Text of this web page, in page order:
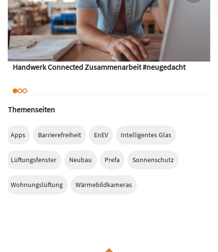
Handwerk Connected Zusammenarbeit #neugedacht
Themenseiten
Apps Barrierefreiheit EnEV Intelligentes Glas
Lüftungsfenster Neubau Prefa Sonnenschutz
Wohnungslüftung Wärmebildkameras